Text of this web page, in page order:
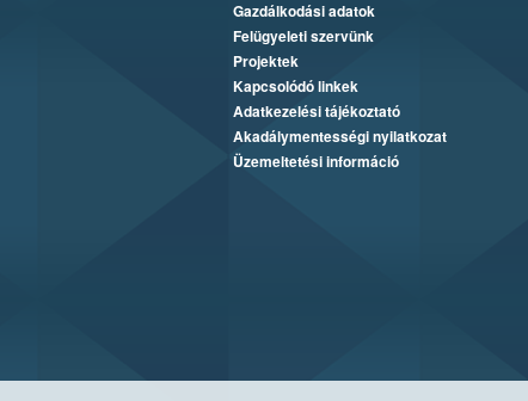
Gazdálkodási adatok
Felügyeleti szervünk
Projektek
Kapcsolódó linkek
Adatkezelési tájékoztató
Akadálymentességi nyilatkozat
Üzemeltetési információ